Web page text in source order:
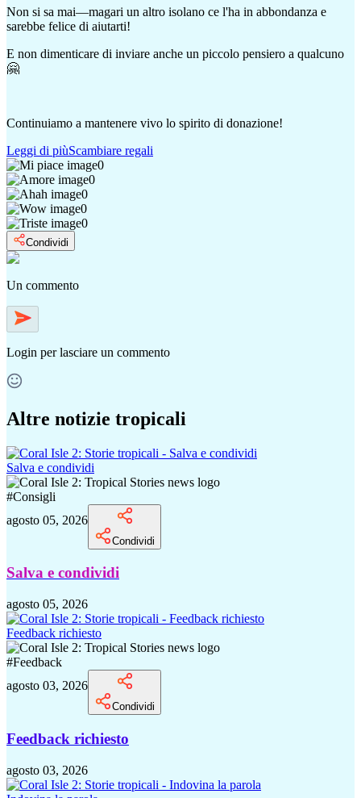
Non si sa mai—magari un altro isolano ce l'ha in abbondanza e
sarebbe felice di aiutarti!
E non dimenticare di inviare anche un piccolo pensiero a qualcuno
🤗
Continuiamo a mantenere vivo lo spirito di donazione!
Leggi di piùScambiare regali
0
0
0
0
0
Condividi
Un commento
Login per lasciare un commento
Altre notizie tropicali
Salva e condividi
#Consigli
agosto 05, 2026
Condividi
Salva e condividi
agosto 05, 2026
Feedback richiesto
#Feedback
agosto 03, 2026
Condividi
Feedback richiesto
agosto 03, 2026